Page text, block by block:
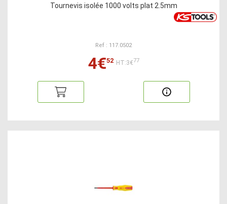
Tournevis isolée 1000 volts plat 2.5mm
Ref : 117.0502
4€52 HT:3€77